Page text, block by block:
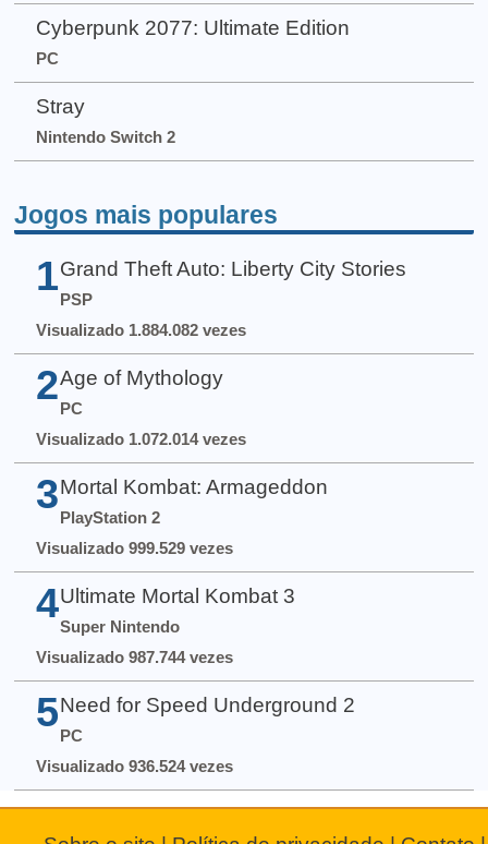
Cyberpunk 2077: Ultimate Edition
PC
Stray
Nintendo Switch 2
Jogos mais populares
1 Grand Theft Auto: Liberty City Stories
PSP
Visualizado 1.884.082 vezes
2 Age of Mythology
PC
Visualizado 1.072.014 vezes
3 Mortal Kombat: Armageddon
PlayStation 2
Visualizado 999.529 vezes
4 Ultimate Mortal Kombat 3
Super Nintendo
Visualizado 987.744 vezes
5 Need for Speed Underground 2
PC
Visualizado 936.524 vezes